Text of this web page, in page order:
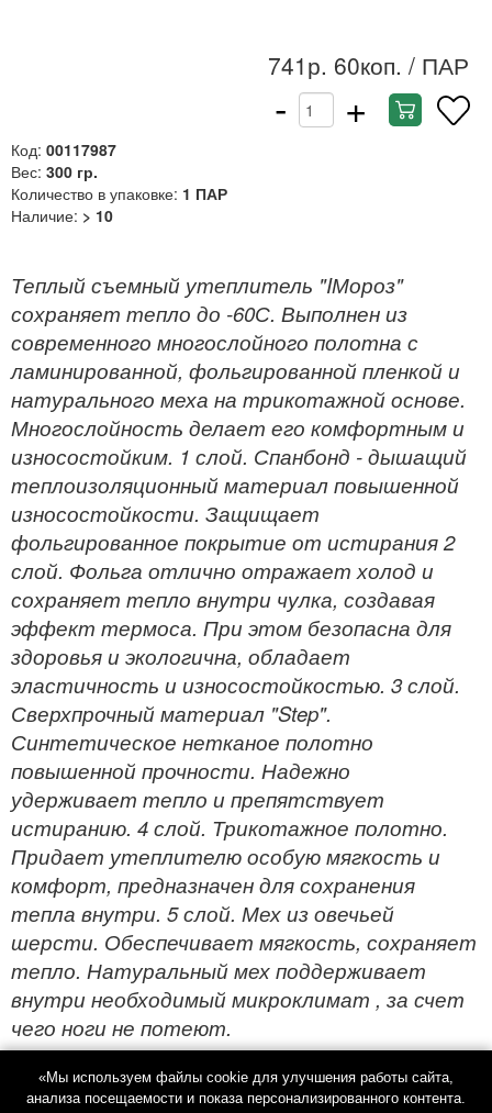
741р. 60коп. / ПАР
- +
Код: 00117987
Вес: 300 гр.
Количество в упаковке: 1 ПАР
Наличие: > 10
Теплый съемный утеплитель "IМороз"
сохраняет тепло до -60С. Выполнен из
современного многослойного полотна с
ламинированной, фольгированной пленкой и
натурального меха на трикотажной основе.
Многослойность делает его комфортным и
износостойким. 1 слой. Спанбонд - дышащий
теплоизоляционный материал повышенной
износостойкости. Защищает
фольгированное покрытие от истирания 2
слой. Фольга отлично отражает холод и
сохраняет тепло внутри чулка, создавая
эффект термоса. При этом безопасна для
здоровья и экологична, обладает
эластичность и износостойкостью. 3 слой.
Сверхпрочный материал "Step".
Синтетическое нетканое полотно
повышенной прочности. Надежно
удерживает тепло и препятствует
истиранию. 4 слой. Трикотажное полотно.
Придает утеплителю особую мягкость и
комфорт, предназначен для сохранения
тепла внутри. 5 слой. Мех из овечьей
шерсти. Обеспечивает мягкость, сохраняет
тепло. Натуральный мех поддерживает
внутри необходимый микроклимат , за счет
чего ноги не потеют.
«Мы используем файлы cookie для улучшения работы сайта,
анализа посещаемости и показа персонализированного контента.